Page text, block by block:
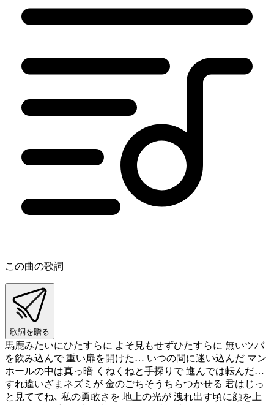
この曲の歌詞
歌詞を贈る
馬鹿みたいにひたすらに よそ見もせずひたすらに 無いツバ
を飲み込んで 重い扉を開けた… いつの間に迷い込んだ マン
ホールの中は真っ暗 くねくねと手探りで 進んでは転んだ…
すれ違いざまネズミが 金のごちそうちらつかせる 君はじっ
と見ててね､ 私の勇敢さを 地上の光が 洩れ出す頃に顔を上